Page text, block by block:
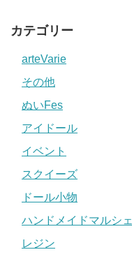
カテゴリー
arteVarie
その他
ぬいFes
アイドール
イベント
スクイーズ
ドール小物
ハンドメイドマルシェ
レジン